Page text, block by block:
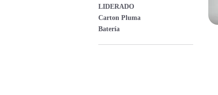
LIDERADO
Carton Pluma
Batería